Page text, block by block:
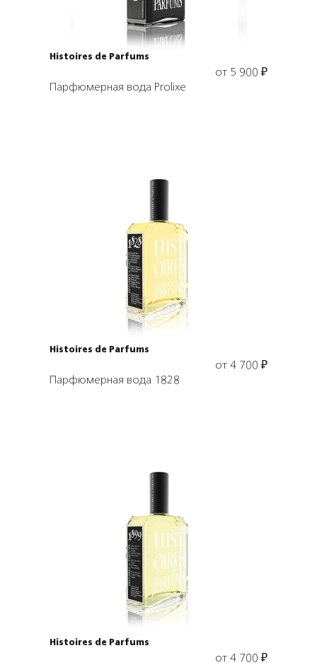
Histoires de Parfums
от 5 900 ₽
Парфюмерная вода Prolixe
Выбрать объем
Histoires de Parfums
от 4 700 ₽
Парфюмерная вода 1828
Выбрать объем
Histoires de Parfums
от 4 700 ₽